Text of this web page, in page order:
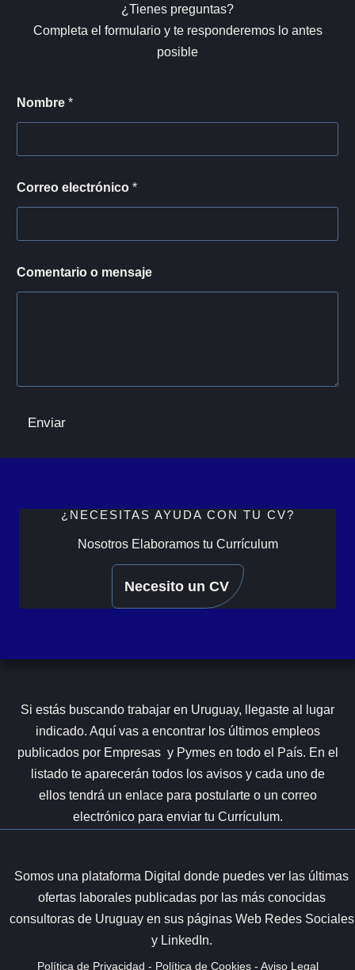
¿Tienes preguntas?
Completa el formulario y te responderemos lo antes
posible
m
e
j
e
o
Nombre *
Correo electrónico *
Comentario o mensaje
Enviar
¿NECESITAS AYUDA CON TU CV?
Nosotros Elaboramos tu Currículum
Necesito un CV
Si estás buscando trabajar en Uruguay, llegaste al lugar
indicado. Aquí vas a encontrar los últimos empleos
publicados por Empresas y Pymes en todo el País. En el
listado te aparecerán todos los avisos y cada uno de
ellos tendrá un enlace para postularte o un correo
electrónico para enviar tu Currículum.
Somos una plataforma Digital donde puedes ver las últimas
ofertas laborales publicadas por las más conocidas
consultoras de Uruguay en sus páginas Web Redes Sociales
y LinkedIn.
Política de Privacidad - Política de Cookies- Aviso Legal